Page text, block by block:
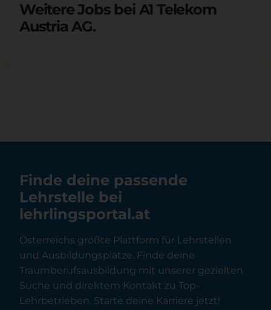
Weitere Jobs bei A1 Telekom
Austria AG.
Finde deine passende
Lehrstelle bei
lehrlingsportal.at
Österreichs größte Plattform für Lehrstellen
und Ausbildungsplätze. Finde deine
Traumberufsausbildung mit unserer gezielten
Suche und direktem Kontakt zu Top-
Lehrbetrieben. Starte deine Karriere jetzt!